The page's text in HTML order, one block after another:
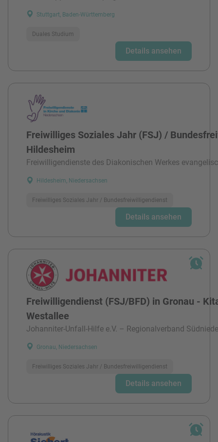
Stuttgart, Baden-Württemberg
Duales Studium
Details ansehen
Freiwilliges Soziales Jahr (FSJ) /
Hildesheim
Freiwilligendienste des Diakonischen Werkes
Hildesheim, Niedersachsen
Freiwilliges Soziales Jahr / Bundesfreiwilligendienst
Details ansehen
Freiwilligendienst (FSJ/BFD) in Gronau -
Westallee
Johanniter-Unfall-Hilfe e.V. – Regionalverband
Gronau, Niedersachsen
Freiwilliges Soziales Jahr / Bundesfreiwilligendienst
Details ansehen